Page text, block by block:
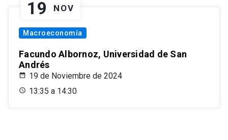
19 NOV
Macroeconomía
Facundo Albornoz, Universidad de San
Andrés
19 de Noviembre de 2024
13:35 a 14:30